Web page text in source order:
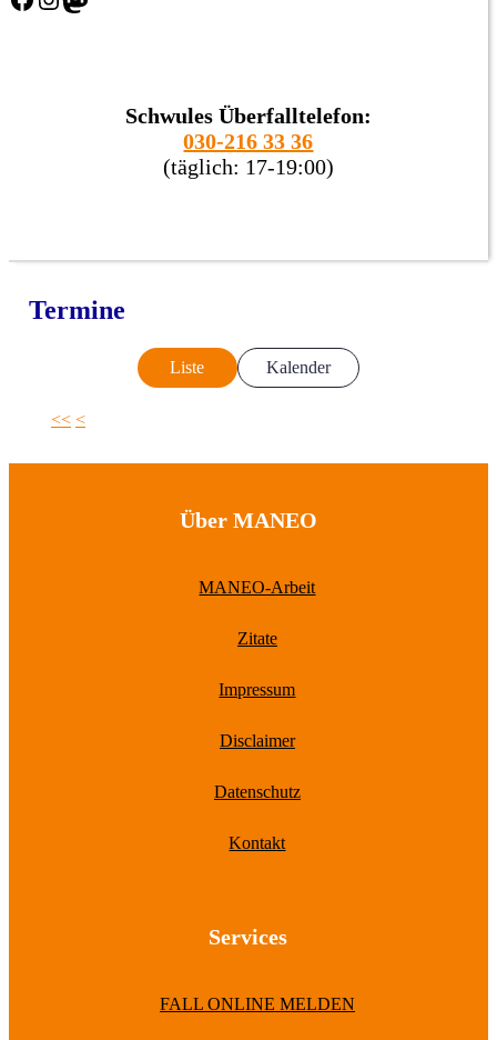
Schwules Überfalltelefon:
030-216 33 36
(täglich: 17-19:00)
Termine
Liste Kalender
<< <
Über MANEO
MANEO-Arbeit
Zitate
Impressum
Disclaimer
Datenschutz
Kontakt
Services
FALL ONLINE MELDEN